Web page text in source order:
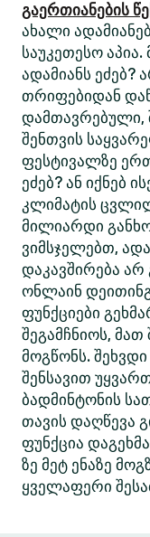
გაერთიანების
ახალი
საუკეთესო აპია.
ადამიანს
თრიფებიდან
დამთავრებული,
შენთვის
ფესტივალზე
ეძებ? ან იქნებ
კლიმატის
მილიარდი
ვიმსჯელებთ,
დაკავშირება
ონლაინ
ფუნქციები
შეგამჩნიოს, მათ
მოგწონს.
შენსავით
ბადმინტონის
თავის დაღწევა
ფუნქცია
ზე მეტ ენაზე
ყველაფერი